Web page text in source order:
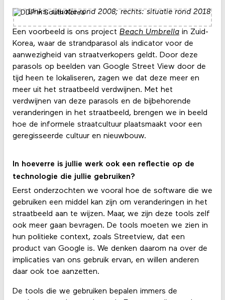
Links: situatie rond 2008; rechts: situatie rond 2018
Een voorbeeld is ons project Beach Umbrellain Zuid-
Korea, waar de strandparasol als indicator voor de
aanwezigheid van straatverkopers geldt. Door deze
parasols op beelden van Google Street View door de
tijd heen te lokaliseren, zagen we dat deze meer en
meer uit het straatbeeld verdwijnen. Met het
verdwijnen van deze parasols en de bijbehorende
veranderingen in het straatbeeld, brengen we in beeld
hoe de informele straatcultuur plaatsmaakt voor een
geregisseerde cultuur en nieuwbouw.
In hoeverre is jullie werk ook een reflectie op de
technologie die jullie gebruiken?
Eerst onderzochten we vooral hoe de software die we
gebruiken een middel kan zijn om veranderingen in het
straatbeeld aan te wijzen. Maar, we zijn deze tools zelf
ook meer gaan bevragen. De tools moeten we zien in
hun politieke context, zoals Streetview, dat een
product van Google is. We denken daarom na over de
implicaties van ons gebruik ervan, en willen anderen
daar ook toe aanzetten.
De tools die we gebruiken bepalen immers de